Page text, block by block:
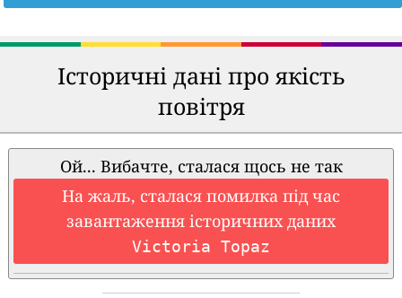
Історичні дані про якість
повітря
Ой... Вибачте, сталася щось не так
На жаль, сталася помилка під час
завантаження історичних даних
Victoria Topaz